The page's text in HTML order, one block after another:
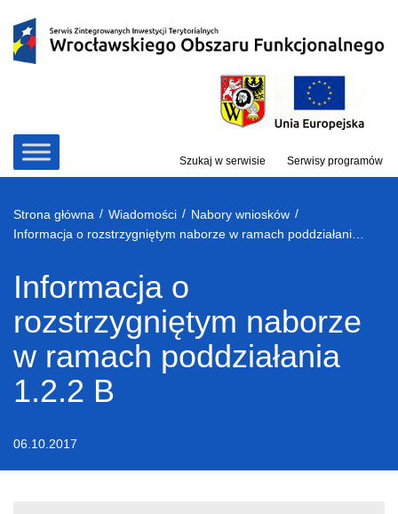
treści
Szukaj w serwisie Serwisy programów
Strona główna / Wiadomości / Nabory wniosków /
Informacja o
rozstrzygniętym naborze
w ramach poddziałania
1.2.2 B
06.10.2017